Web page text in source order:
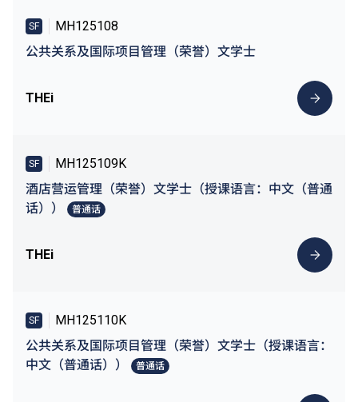
SF
MH125108
公共关系及国际项目管理（荣誉）文学士
THEi
SF
MH125109K
酒店营运管理（荣誉）文学士（授课语言：中文（普通
话））
普通话
THEi
SF
MH125110K
公共关系及国际项目管理（荣誉）文学士（授课语言：
中文（普通话））
普通话